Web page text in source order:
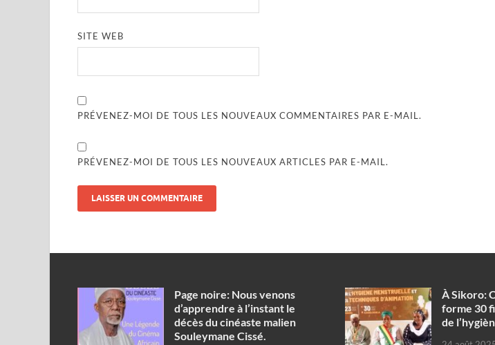
SITE WEB
PRÉVENEZ-MOI DE TOUS LES NOUVEAUX COMMENTAIRES PAR E-MAIL.
PRÉVENEZ-MOI DE TOUS LES NOUVEAUX ARTICLES PAR E-MAIL.
Page noire: Nous venons
d’apprendre à l’instant le
décès du cinéaste malien
Souleymane Cissé.
À Sikoro:
forme 30
de